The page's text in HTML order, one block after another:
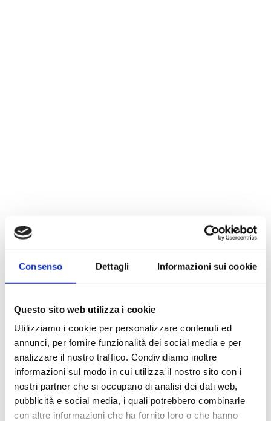
Consenso Dettagli Informazioni sui cookie
Questo sito web utilizza i cookie
Utilizziamo i cookie per personalizzare contenuti ed
annunci, per fornire funzionalità dei social media e per
analizzare il nostro traffico. Condividiamo inoltre
informazioni sul modo in cui utilizza il nostro sito con i
nostri partner che si occupano di analisi dei dati web,
pubblicità e social media, i quali potrebbero combinarle
con altre informazioni che ha fornito loro o che hanno